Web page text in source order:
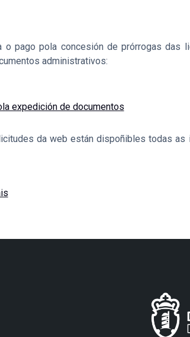
o pago pola concesión de prórrogas das
administrativos:
expedición de documentos
da web están dispoñibles todas as